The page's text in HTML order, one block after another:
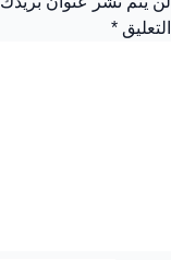
التعليق *